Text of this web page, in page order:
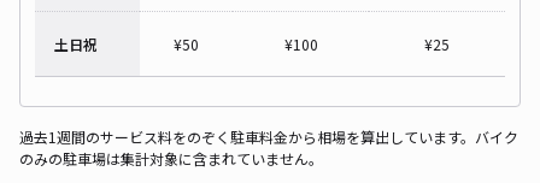
土日祝 ¥50 ¥100 ¥25
過去1週間のサービス料をのぞく駐車料金から相場を算出しています。バイク
のみの駐車場は集計対象に含まれていません。